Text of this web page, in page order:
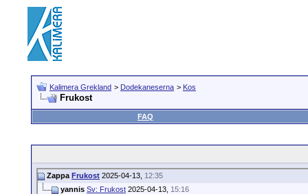
Kalimera Grekland > Dodekaneserna > Kos
Frukost
FAQ
Zappa Frukost 2025-04-13, 12:35
yannis Sv: Frukost 2025-04-13, 15:16